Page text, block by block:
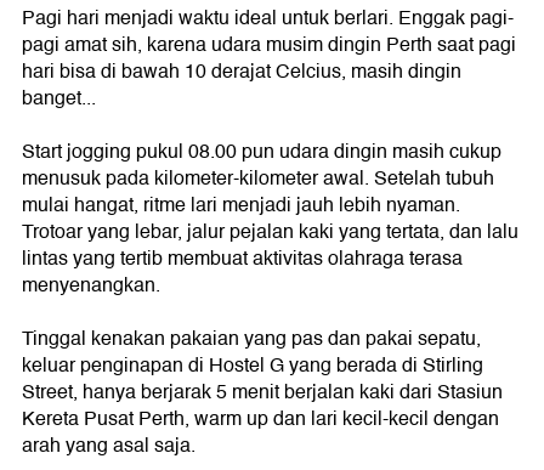
Pagi hari menjadi waktu ideal untuk berlari. Enggak pagi-
pagi amat sih, karena udara musim dingin Perth saat pagi
hari bisa di bawah 10 derajat Celcius, masih dingin
banget...
Start jogging pukul 08.00 pun udara dingin masih cukup
menusuk pada kilometer-kilometer awal. Setelah tubuh
mulai hangat, ritme lari menjadi jauh lebih nyaman.
Trotoar yang lebar, jalur pejalan kaki yang tertata, dan lalu
lintas yang tertib membuat aktivitas olahraga terasa
menyenangkan.
Tinggal kenakan pakaian yang pas dan pakai sepatu,
keluar penginapan di Hostel G yang berada di Stirling
Street, hanya berjarak 5 menit berjalan kaki dari Stasiun
Kereta Pusat Perth, warm up dan lari kecil-kecil dengan
arah yang asal saja.